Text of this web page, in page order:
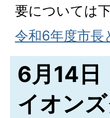
要については
令和6年度市長
6月14日
イオン